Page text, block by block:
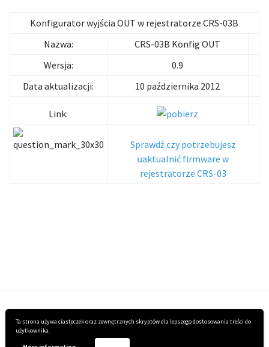
Ta strona używa ciasteczek oraz zewnętrznych skryptów dla lepszego dostosowania treści do
użytkownika.
Konfigurator wyjścia OUT w rejestratorze CRS-03B
Nazwa:
CRS-03B Konfig OUT
Wersja:
0.9
Data aktualizacji:
10 października 2012
Link:
Sprawdź czy potrzebujesz
uaktualnić firmware w
rejestratorze CRS-03